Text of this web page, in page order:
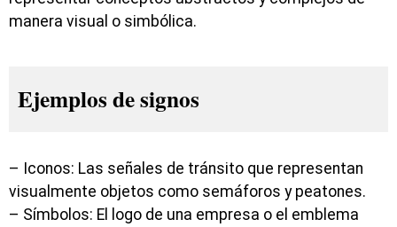
manera visual o simbólica.
Ejemplos de signos
– Iconos: Las señales de tránsito que representan
visualmente objetos como semáforos y peatones.
– Símbolos: El logo de una empresa o el emblema